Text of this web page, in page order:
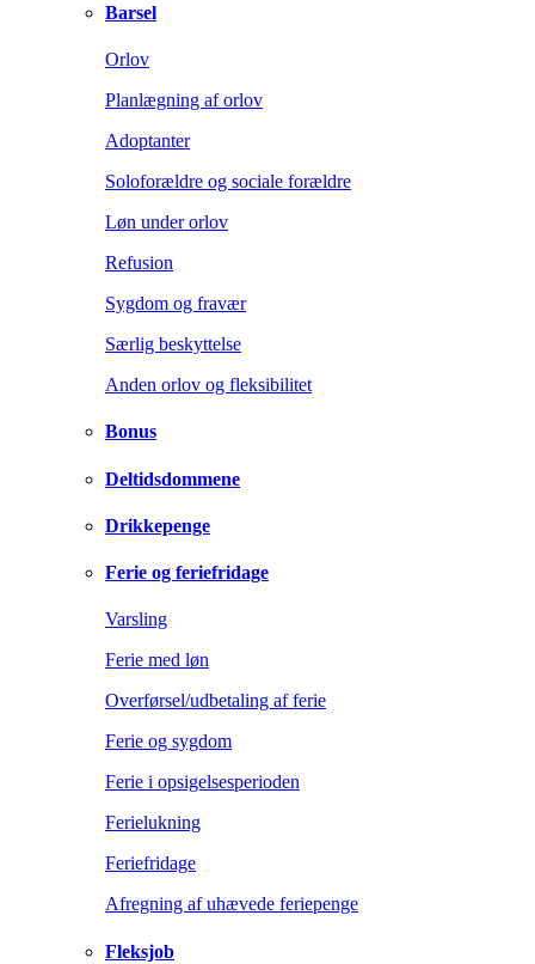
Barsel
Orlov
Planlægning af orlov
Adoptanter
Soloforældre og sociale forældre
Løn under orlov
Refusion
Sygdom og fravær
Særlig beskyttelse
Anden orlov og fleksibilitet
Bonus
Deltidsdommene
Drikkepenge
Ferie og feriefridage
Varsling
Ferie med løn
Overførsel/udbetaling af ferie
Ferie og sygdom
Ferie i opsigelsesperioden
Ferielukning
Feriefridage
Afregning af uhævede feriepenge
Fleksjob